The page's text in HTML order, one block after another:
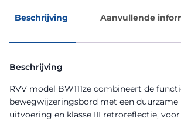
Beschrijving Aanvullende
Beschrijving
RVV model BW111ze combineert de
bewegwijzeringsbord met een duurzame
uitvoering en klasse III retroreflectie,